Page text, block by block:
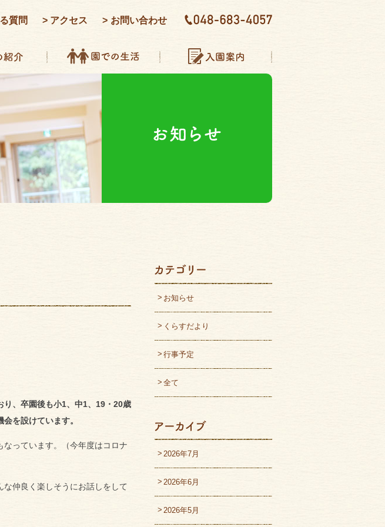
質問 アクセス お問い合わせ
り、卒園後も小1、中1、19・20歳
を設けています。
っています。（今年度はコロナ
仲良く楽しそうにお話しをして
お知らせ
くらすだより
行事予定
全て
2026年7月
2026年6月
2026年5月